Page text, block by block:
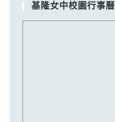
基隆女中校園行事曆